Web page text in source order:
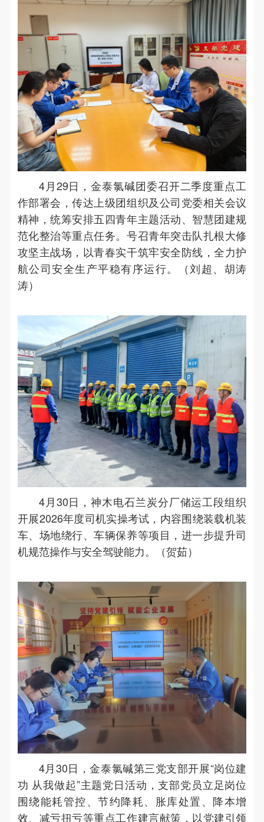
4月29日，金泰氯碱团委召开二季度重点工
作部署会，传达上级团组织及公司党委相关会议
精神，统筹安排五四青年主题活动、智慧团建规
范化整治等重点任务。号召青年突击队扎根大修
攻坚主战场，以青春实干筑牢安全防线，全力护
航公司安全生产平稳有序运行。（刘超、胡涛
涛）
4月30日，神木电石兰炭分厂储运工段组织
开展2026年度司机实操考试，内容围绕装载机装
车、场地绕行、车辆保养等项目，进一步提升司
机规范操作与安全驾驶能力。（贺茹）
4月30日，金泰氯碱第三党支部开展“岗位建
功 从我做起”主题党日活动，支部党员立足岗位
围绕能耗管控、节约降耗、胀库处置、降本增
效、减亏扭亏等重点工作建言献策，以党建引领